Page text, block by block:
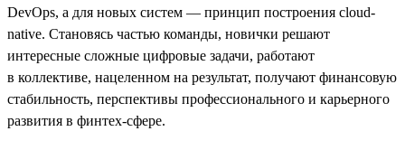
DevOps, а для новых систем — принцип построения cloud-
native. Становясь частью команды, новички решают
интересные сложные цифровые задачи, работают
в коллективе, нацеленном на результат, получают финансовую
стабильность, перспективы профессионального и карьерного
развития в финтех-сфере.